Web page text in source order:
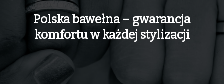
Polska bawełna – gwarancja
komfortu w każdej stylizacji